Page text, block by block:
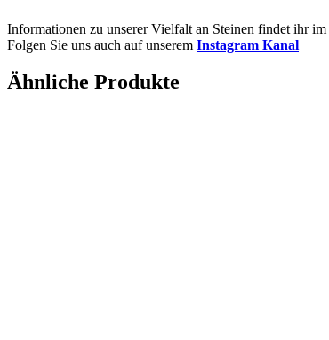
Informationen zu unserer Vielfalt an Steinen findet ihr im
Folgen Sie uns auch auf unserem Instagram Kanal
Ähnliche Produkte